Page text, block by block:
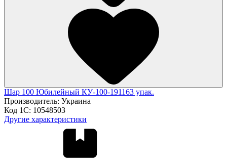
Шар 100 Юбилейный КУ-100-191163 упак.
Производитель: Украина
Код 1С: 10548503
Другие характеристики